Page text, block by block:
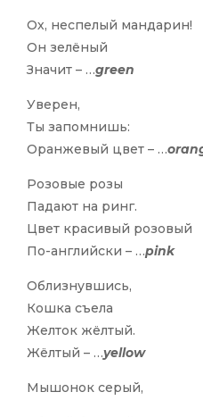
Ох, неспелый мандарин!
Он зелёный
Значит – …green
Уверен,
Ты запомнишь:
Оранжевый цвет – …
Розовые розы
Падают на ринг.
Цвет красивый розовый
По-английски – …pink
Облизнувшись,
Кошка съела
Желток жёлтый.
Жёлтый – …yellow
Мышонок серый,